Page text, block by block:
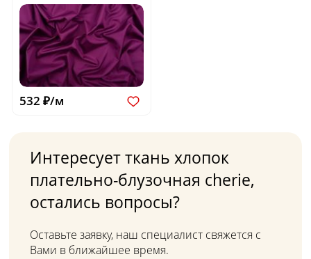
532 ₽/м
Интересует ткань хлопок
плательно-блузочная cherie,
остались вопросы?
Оставьте заявку, наш специалист свяжется с
Вами в ближайшее время.